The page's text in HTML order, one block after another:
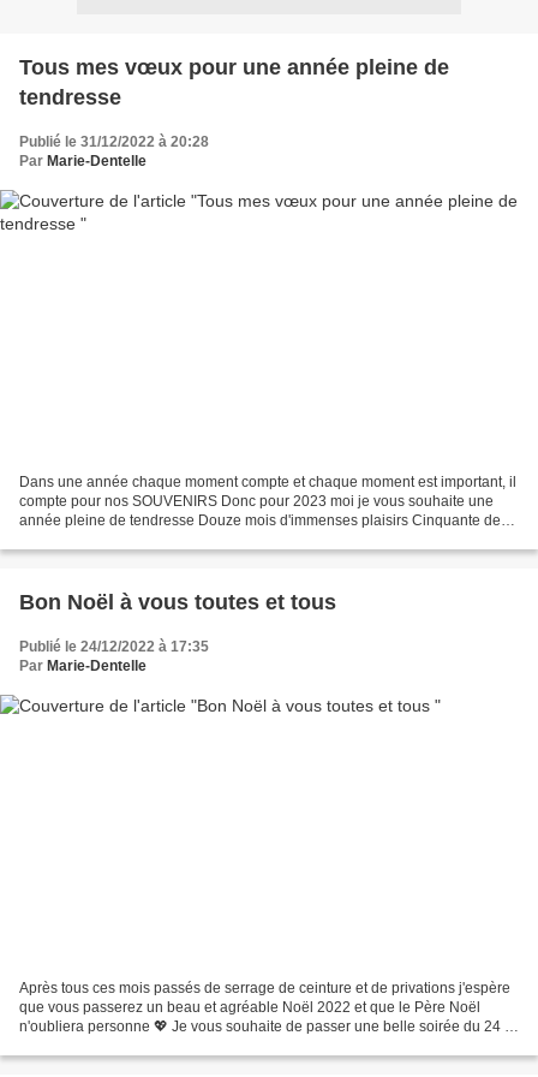
Tous mes vœux pour une année pleine de
tendresse
Publié le 31/12/2022 à 20:28
Par Marie-Dentelle
Dans une année chaque moment compte et chaque moment est important, il
compte pour nos SOUVENIRS Donc pour 2023 moi je vous souhaite une
année pleine de tendresse Douze mois d'immenses plaisirs Cinquante deux
Bon Noël à vous toutes et tous
Publié le 24/12/2022 à 17:35
Par Marie-Dentelle
Après tous ces mois passés de serrage de ceinture et de privations j'espère
que vous passerez un beau et agréable Noël 2022 et que le Père Noël
n'oubliera personne 💖 Je vous souhaite de passer une belle soirée du 24 et